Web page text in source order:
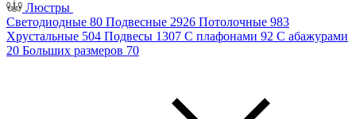
Люстры
Светодиодные 80 Подвесные 2926 Потолочные 983
Хрустальные 504 Подвесы 1307 С плафонами 92 С абажурами
20 Больших размеров 70